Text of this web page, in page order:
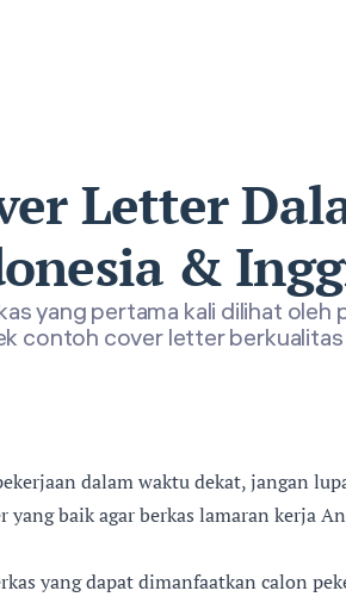
Letter
&
yang pertama kali dilihat oleh
contoh cover letter berkualitas
dalam waktu dekat, jangan
yang baik agar berkas lamaran kerja
yang dapat dimanfaatkan calon